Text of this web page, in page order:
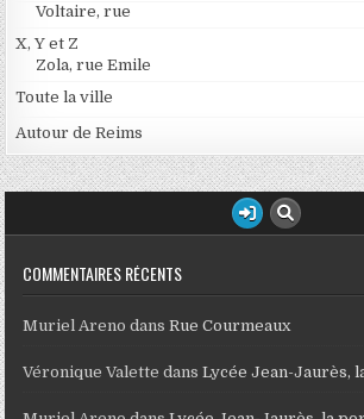
Voltaire, rue
X, Y et Z
Zola, rue Emile
Toute la ville
Autour de Reims
COMMENTAIRES RÉCENTS
Muriel Areno dansRue Courmeaux
Véronique Valette dansLycée Jean-Jaurès,